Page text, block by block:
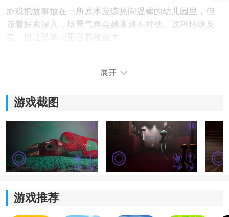
游戏把故事放在一所原本应该热闹温馨的幼儿园里，但
随着探索深入，场景气氛会越来越不对劲。这种环境反
差，也让恐怖感更容易被放大。
多时候只能靠自己找路、解谜和应对危险，玩起来代入
感会更明显。
3、怪物类型不止一种：
游戏里的怪物分布在不同区域，有些会突然追击，有些
新的麻烦。
展开
游戏截图
游戏推荐